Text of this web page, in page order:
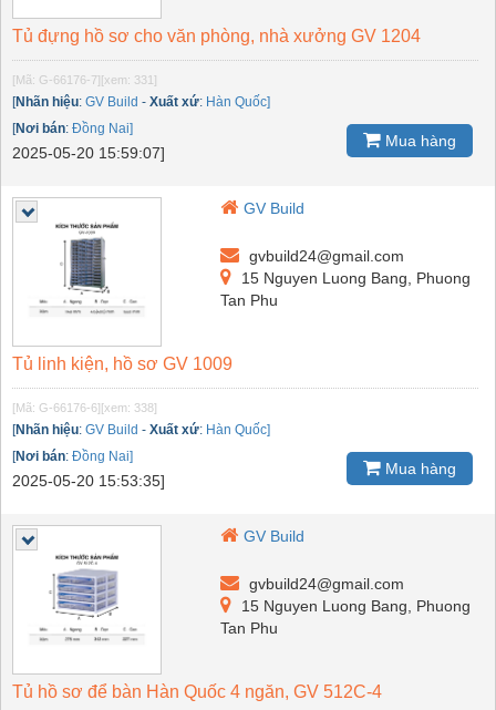
Tủ đựng hồ sơ cho văn phòng, nhà xưởng GV 1204
[Mã: G-66176-7] [xem: 331]
[Nhãn hiệu: GV Build - Xuất xứ: Hàn Quốc]
[Nơi bán: Đồng Nai]
2025-05-20 15:59:07]
Mua hàng
GV Build
gvbuild24@gmail.com
15 Nguyen Luong Bang, Phuong
Tan Phu
Tủ linh kiện, hồ sơ GV 1009
[Mã: G-66176-6] [xem: 338]
[Nhãn hiệu: GV Build - Xuất xứ: Hàn Quốc]
[Nơi bán: Đồng Nai]
2025-05-20 15:53:35]
Mua hàng
GV Build
gvbuild24@gmail.com
15 Nguyen Luong Bang, Phuong
Tan Phu
Tủ hồ sơ để bàn Hàn Quốc 4 ngăn, GV 512C-4